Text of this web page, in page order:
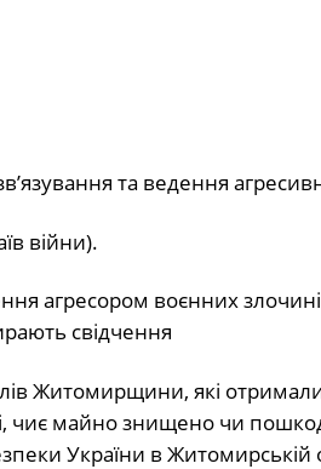
та ведення
війни).
агресором воєнних
свідчення
Житомирщини, які отримали
чиє майно знищено чи
України в